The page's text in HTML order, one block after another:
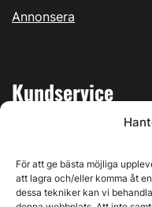
För att ge bästa möjliga
att lagra och/eller komma åt
dessa tekniker kan vi
Annonsera
Kundservice
Kontakta oss